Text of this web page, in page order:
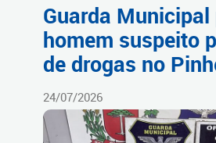
Guarda Municipal
homem suspeito
de drogas no
24/07/2026